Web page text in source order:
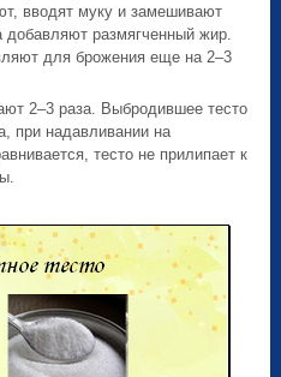
вводят муку и замешивают
добавляют размягченный жир.
для брожения еще на 2–3
2–3 раза. Выбродившее тесто
при надавливании на
тесто не прилипает к